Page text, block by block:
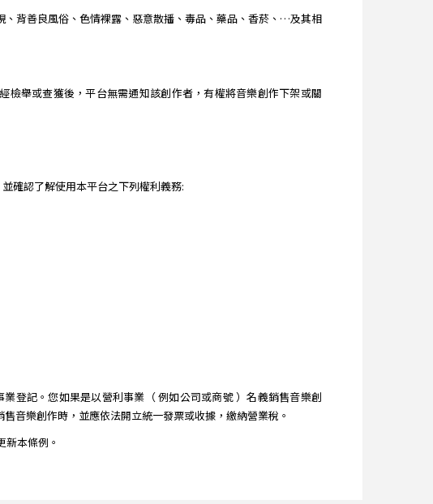
背善良風俗、色情裸露、惡意散播、毒品、藥品、香菸、…及其相
舉或查獲後，平台無需通知該創作者，有權將音樂創作下架或關
確認了解使用本平台之下列權利義務:
登記。您如果是以營利事業（ 例如公司或商號 ）名義銷售音樂創
音樂創作時，並應依法開立統一發票或收據，繳納營業稅。
本條例。